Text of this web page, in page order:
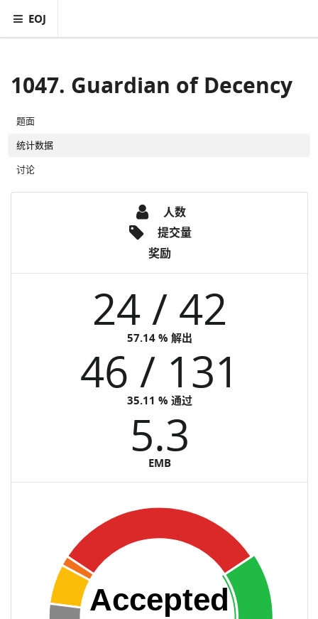
EOJ
1047. Guardian of Decency
题面
统计数据
讨论
人数
提交量
奖励
24 / 42
57.14 % 解出
46 / 131
35.11 % 通过
5.3
EMB
Accepted